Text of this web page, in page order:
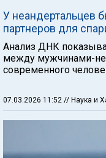
У неандертальцев
партнеров для
Анализ ДНК
между мужчинами-
современного
07.03.2026 11:52 // Наука и